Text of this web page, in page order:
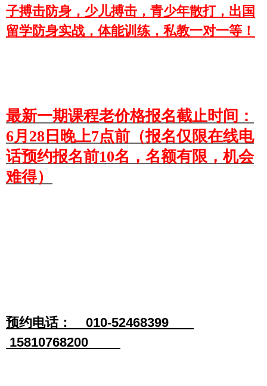
子搏击防身，少儿搏击，青少年散打，出国
留学防身实战，体能训练，私教一对一等！
最新一期课程老价格报名截止时间：
6月28日晚上7点前（报名仅限在线电
话预约报名前10名，名额有限，机会
难得）
预约电话： 010-52468399
15810768200